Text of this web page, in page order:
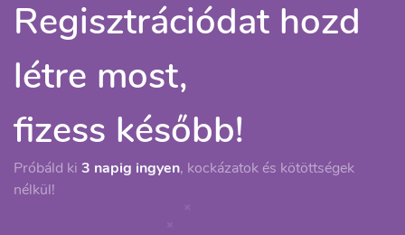
Regisztrációdat hozd
létre most,
fizess később!
Próbáld ki 3 napig ingyen, kockázatok és kötöttségek
nélkül!